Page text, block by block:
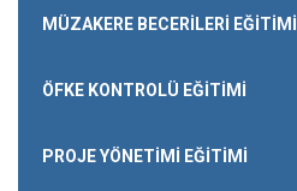
MÜZAKERE BECERILERI EĞITIMI
ÖFKE KONTROLÜ EĞITIMI
PROJE YÖNETIMI EĞITIMI